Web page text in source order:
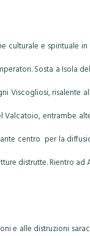
e spirituale in
Sosta a Isola
risalente
entrambe
centro per la
distrutte. Rientro ad
e alle distruzioni